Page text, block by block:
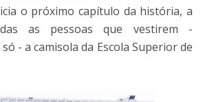
o próximo capítulo da história, a
as pessoas que vestirem -
- a camisola da Escola Superior de